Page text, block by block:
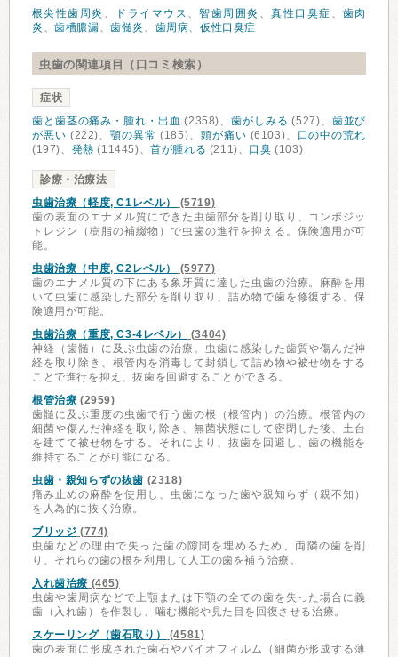
根尖性歯周炎 、 ドライマウス 、智歯周囲炎 、真性口臭症 、 歯肉
炎 、歯槽膿漏、歯髄炎 、 歯周病、仮性口臭症
虫歯の関連項目（口コミ検索）
症状
歯と歯茎の痛み・腫れ・出血 (2358)、歯がしみる (527)、 歯並び
が悪い (222)、顎の異常 (185)、 頭が痛い (6103)、
口の中の荒れ
(197)、 発熱 (11445)、首が腫れる (211)、 口臭 (103)
診療・治療法
虫歯治療（軽度, C1レベル）
(5719)
歯の表面のエナメル質にできた虫歯部分を削り取り、コンポジッ
トレジン（樹脂の補綴物）で虫歯の進行を抑える。保険適用が可
能。
虫歯治療（中度, C2レベル）
(5977)
歯のエナメル質の下にある象牙質に達した虫歯の治療。麻酔を用
いて虫歯に感染した部分を削り取り、詰め物で歯を修復する。保
険適用が可能。
虫歯治療（重度, C3-4レベル）
(3404)
神経（歯髄）に及ぶ虫歯の治療。虫歯に感染した歯質や傷んだ神
経を取り除き、根管内を消毒して封鎖して詰め物や被せ物をする
ことで進行を抑え、抜歯を回避することができる。
根管治療 (2959)
歯髄に及ぶ重度の虫歯で行う歯の根（根管内）の治療。根管内の
細菌や傷んだ神経を取り除き、無菌状態にして密閉した後、土台
を建てて被せ物をする。それにより、抜歯を回避し、歯の機能を
維持することが可能になる。
虫歯・親知らずの抜歯 (2318)
痛み止めの麻酔を使用し、虫歯になった歯や親知らず（親不知）
を人為的に抜く治療。
ブリッジ (774)
虫歯などの理由で失った歯の隙間を埋めるため、両隣の歯を削
り、それらの歯の根を利用して人工の歯を補う治療。
入れ歯治療 (465)
虫歯や歯周病などで上顎または下顎の全ての歯を失った場合に義
歯（入れ歯）を作製し、噛む機能や見た目を回復させる治療。
スケーリング（歯石取り）
(4581)
歯の表面に形成された歯石やバイオフィルム（細菌が形成する薄